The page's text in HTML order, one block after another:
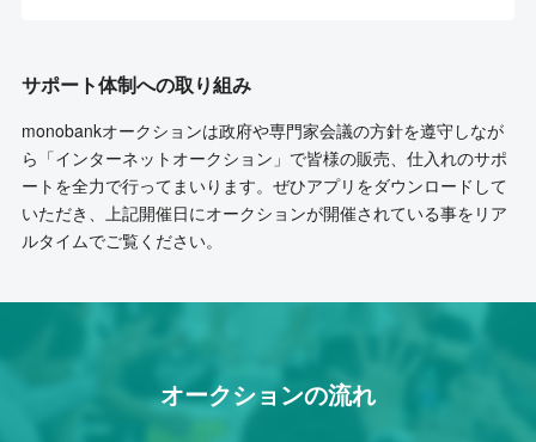
サポート体制への取り組み
monobankオークションは政府や専門家会議の方針を遵守しなが
ら「インターネットオークション」で皆様の販売、仕入れのサポ
ートを全力で行ってまいります。ぜひアプリをダウンロードして
いただき、上記開催日にオークションが開催されている事をリア
ルタイムでご覧ください。
オークションの流れ